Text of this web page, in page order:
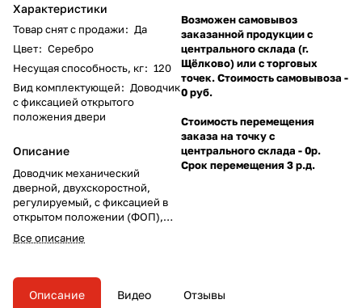
Характеристики
Товар снят с продажи: Да
Цвет: Серебро
Несущая способность, кг: 120
Вид комплектующей: Доводчик
с фиксацией открытого
положения двери
Описание
Доводчик механический
дверной, двухскоростной,
регулируемый, с фиксацией в
открытом положении (ФОП),
рабочая температура от -30°С
до 60°С, угол открытия двери до
серебро.
Все описание
Возможен самовывоз
заказанной продукции с
центрального склада (г.
Щёлково) или с торговых
точек. Стоимость самовывоза -
0 руб.
Стоимость перемещения
заказа на точку с
центрального склада - 0р.
Срок перемещения 3 р.д.
Описание Видео Отзывы